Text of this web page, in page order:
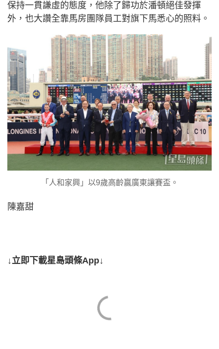
保持一貫謙虛的態度，他除了歸功於潘頓絕佳發揮
外，也大讚全靠馬房團隊員工對旗下馬悉心的照料。
「人和家興」以9歲高齡贏廣東讓賽盃。
陳嘉甜
↓立即下載星島頭條App↓